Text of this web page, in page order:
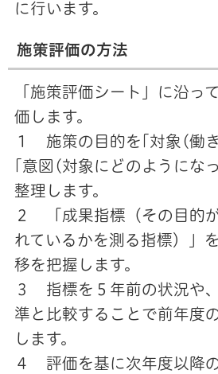
に行います。
施策評価の方法
「施策評価シート」に沿っ
価します。
１ 施策の目的を｢対象(働
｢意図(対象にどのようにな
整理します。
２ 「成果指標（その目的
れているかを測る指標）」
移を把握します。
３ 指標を５年前の状況や
準と比較することで前年度
します。
４ 評価を基に次年度以降